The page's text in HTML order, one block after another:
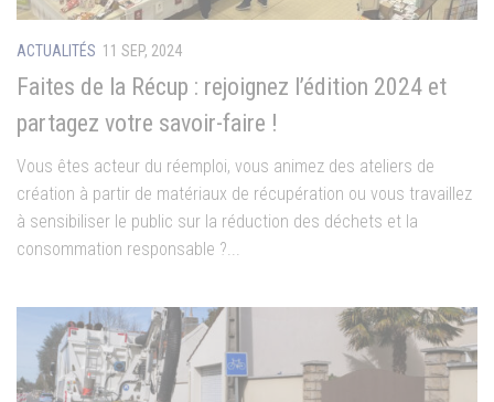
ACTUALITÉS 11 SEP, 2024
Faites de la Récup : rejoignez l’édition 2024 et
partagez votre savoir-faire !
Vous êtes acteur du réemploi, vous animez des ateliers de
création à partir de matériaux de récupération ou vous travaillez
à sensibiliser le public sur la réduction des déchets et la
consommation responsable ?...